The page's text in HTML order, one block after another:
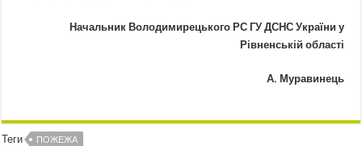
Начальник Володимирецького РС ГУ ДСНС України у
Рівненській області
А. Муравинець
Теги ПОЖЕЖА